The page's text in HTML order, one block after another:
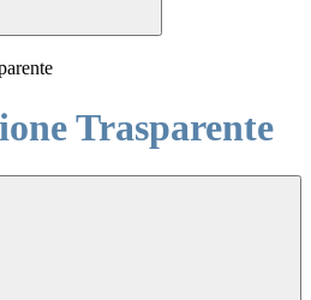
Trasparente